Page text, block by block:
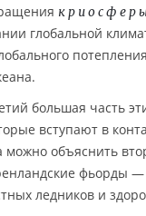
глобальной
большая часть
вступают в
можно объяснить
фьорды
ледников и